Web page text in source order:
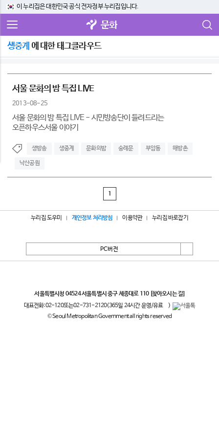
이 누리집은 대한민국 공식 전자정부 누리집입니다.
문화
생중계 에 대한 태그클라우드
서울 문화의 밤 특집 LIVE
2013-08-25
서울 문화의 밤 특집 LIVE - 시민방송단이 들려드리는
오픈하우스서울 이야기
생방송 생중계 문화의밤 숭례문 부암동 해방촌
낙산공원
1
누리집 도우미 개인정보 처리방침 이용약관 누리집 바로잡기
PC버전
서울특별시청 04524 서울특별시 중구 세종대로 110 [찾아오시는 길]
대표전화:02-120또는02-731-2120(365일 24시간 운영/유료
)
© Seoul Metropolitan Government all rights reserved